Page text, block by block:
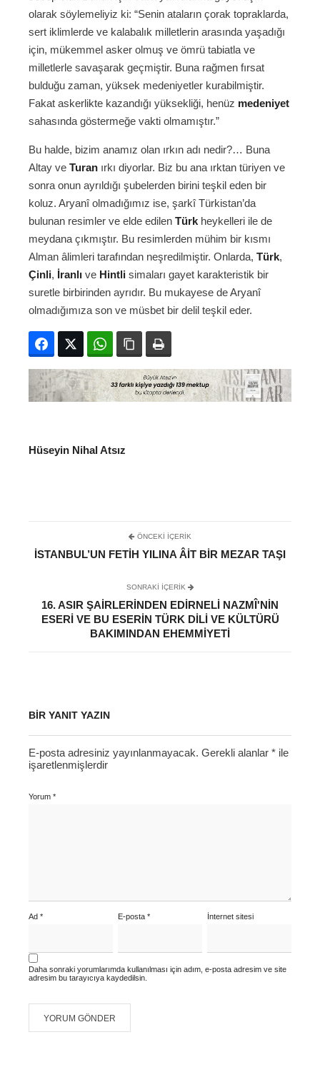
olarak söylemeliyiz ki: “Senin ataların çorak topraklarda,
sert iklimlerde ve kalabalık milletlerin arasında yaşadığı
için, mükemmel asker olmuş ve ömrü tabiatla ve
milletlerle savaşarak geçmiştir. Buna rağmen fırsat
bulduğu zaman, yüksek medeniyetler kurabilmiştir.
Fakat askerlikte kazandığı yüksekliği, henüz medeniyet
sahasında göstermeğe vakti olmamıştır.”
Bu halde, bizim anamız olan ırkın adı nedir?… Buna
Altay ve Turan ırkı diyorlar. Biz bu ana ırktan türiyen ve
sonra onun ayrıldığı şubelerden birini teşkil eden bir
koluz. Aryanî olmadığımız ise, şarkî Türkistan’da
bulunan resimler ve elde edilen Türk heykelleri ile de
meydana çıkmıştır. Bu resimlerden mühim bir kısmı
Alman âlimleri tarafından neşredilmiştir. Onlarda, Türk,
Çinli, İranlı ve Hintli simaları gayet karakteristik bir
suretle birbirinden ayrıdır. Bu mukayese de Aryanî
olmadığımıza son ve müsbet bir delil teşkil eder.
FacebookTwitter WhatsAppBağlanıyı kopyala
Hüseyin Nihal Atsız
ÖNCEKI İÇERIK
İSTANBUL’UN FETIH YILINA ÂIT BIR MEZAR TAŞI
SONRAKI IÇERIK
16. ASIR ŞAIRLERINDEN EDIRNELI NAZMÎ'NIN
ESERI VE BU ESERIN TÜRK DILI VE KÜLTÜRÜ
BAKIMINDAN EHEMMIYETI
BIR YANIT YAZIN
E-posta adresiniz yayınlanmayacak. Gerekli alanlar * ile
işaretlenmişlerdir
Yorum *
Ad * E-posta* İnternet sitesi
Daha sonraki yorumlarımda kullanılması için adım, e-posta adresim ve site
adresim bu tarayıcıya kaydedilsin.